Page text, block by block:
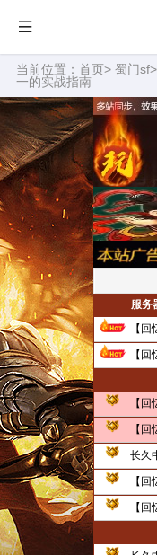
当前位置： 首页> 蜀门sf
一的实战指南